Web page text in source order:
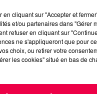
en cliquant sur "Accepter et
et/ou partenaires dans "Gérer
refuser en cliquant sur
ne s'appliqueront que pour
choix, ou retirer votre
les cookies" situé en bas de